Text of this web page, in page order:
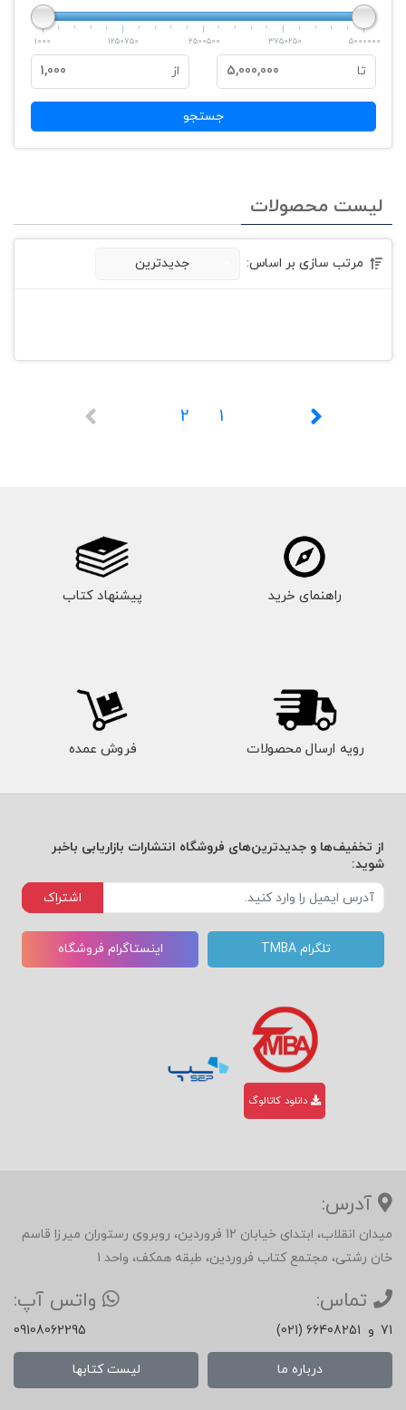
1000 1250750 2500500 3750250 5000000
تا 5,000,000 از 1,000
جستجو
لیست محصولات
مرتب سازی بر اساس: جدیدترین
1
2
راهنمای خرید پیشنهاد کتاب
رویه ارسال محصولات فروش عمده
از تخفیف‌ها و جدیدترین‌های فروشگاه انتشارات بازاریابی باخبر
شوید:
اشتراک
تلگرام TMBA اینستاگرام فروشگاه
دانلود کاتالوگ
آدرس:
میدان انقلاب، ابتدای خیابان 12 فروردین، روبروی رستوران میرزا قاسم
خان رشتی، مجتمع کتاب فروردین، طبقه همکف، واحد 1
تماس:
(021) 66408251 و 71
واتس آپ:
09108062295
درباره ما لیست کتابها